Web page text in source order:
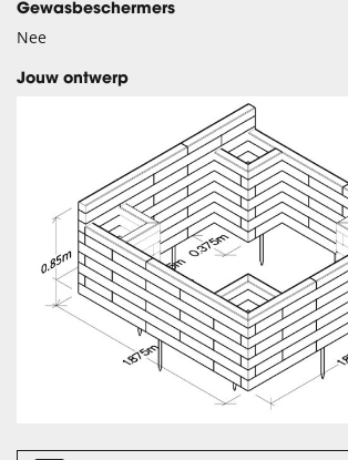
Gewasbeschermers
Nee
Jouw ontwerp